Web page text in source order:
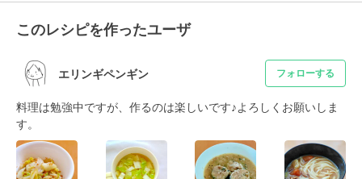
このレシピを作ったユーザ
エリンギペンギン フォローする
料理は勉強中ですが、作るのは楽しいです♪よろしくお願いしま
す。